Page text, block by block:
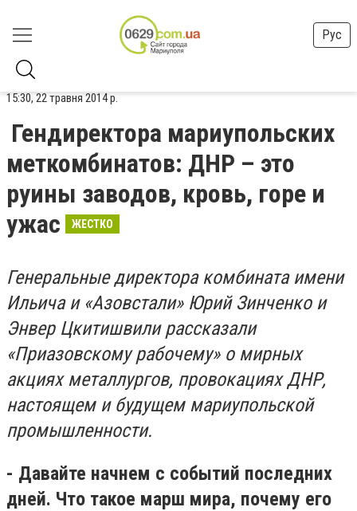
Рус
15:30, 22 травня 2014 р.
Гендиректора мариупольских
меткомбинатов: ДНР – это
руины заводов, кровь, горе и
ужас
ЖЕСТКО
Генеральные директора комбината имени
Ильича и «Азовстали» Юрий Зинченко и
Энвер Цкитишвили рассказали
«Приазовскому рабочему» о мирных
акциях металлургов, провокациях ДНР,
настоящем и будущем мариупольской
промышленности.
- Давайте начнем с событий последних
дней. Что такое марш мира, почему его